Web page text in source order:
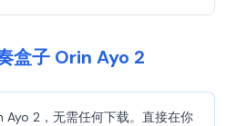
盒子 Orin Ayo 2
Ayo 2，无需任何下载。直接在你